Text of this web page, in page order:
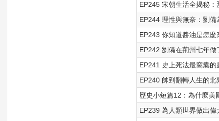
EP245 宋朝生活全揭秘
EP244 理性與無奈：劉
EP243 你知道醬油是怎
EP242 劉備在荊州七年
EP241 史上死法最窩囊
EP240 帥到翻轉人生的
歷史小短篇12：為什麼美
EP239 為人類世界做出